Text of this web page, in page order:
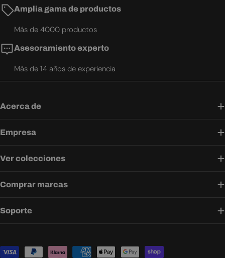
Amplia gama de productos
Más de 4000 productos
Asesoramiento experto
Más de 14 años de experiencia
Acerca de
Empresa
Ver colecciones
Comprar marcas
Soporte
Métodos